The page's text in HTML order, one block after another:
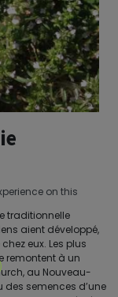
traditionnelle
aient développé,
eux. Les plus
remontent à un
au Nouveau-
des semences d’une
on this